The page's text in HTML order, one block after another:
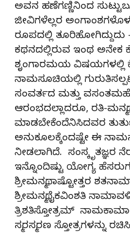
ಅವನ ಹಣೆಗಣ್ಣಿನಿಂದ
ಜೀವಿಗಳೆಲ್ಲರ
ರೂಪದಲ್ಲಿ ತೂರಿಹೋಗಿದ್ದುದು
ಕಥನದಲ್ಲಿರುವ ಇಂಥ ಅನೇಕ
ಶೃಂಗಾರಮಯ ವಿಷಯಗಳಲ್ಲಿ
ನಾಮಸೂಚಿಯಲ್ಲಿ
ಸಂವರ್ತದ ಮತ್ತು
ಆರಂಭದಲ್ಲಾದರೂ, ರತಿ-
ಮಾಡಬೇಕೆಂದೆನಿಸಿದವರ
ಅನುಕೂಲಕ್ಕೆಂದಷ್ಟೇ ಈ
ನೀಡಲಾಗಿದೆ. ಸಂಸ್ಕೃತಜ್ಞರ
ಇನ್ನೊಂದಿಷ್ಟು ಯೋಗ್ಯ
ಶ್ರೀಮನ್ಮಥಾಷ್ಟೋತ್ತರ
ಶ್ರೀಮನ್ಮಥೈಕವಿಂಶತಿ
ತ್ರಿಶತಿಸ್ತೋತ್ರಮ್
ಸ್ಮರಸ್ಮರಣ ಸ್ತೋತ್ರಗಳನ್ನು